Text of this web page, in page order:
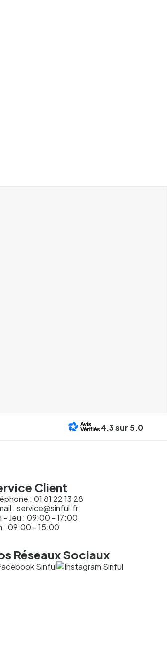
4.3sur 5.0
Client
: 01 81 22 13 28
: service@sinful.fr
- Jeu : 09:00 - 17:00
: 09:00 - 15:00
Réseaux Sociaux